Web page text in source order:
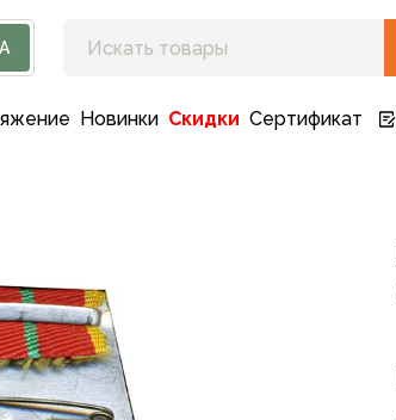
Новинки Скидки Сертификат